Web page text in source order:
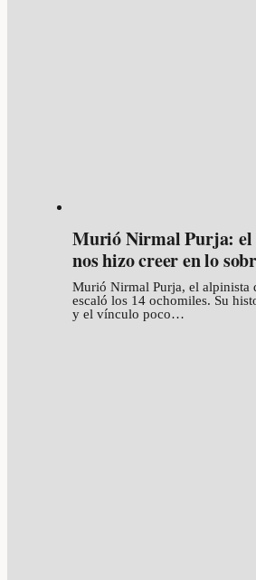
Murió Nirmal Purja: el
nos hizo creer en lo
Murió Nirmal Purja, el alpinista
escaló los 14 ochomiles. Su
y el vínculo poco…